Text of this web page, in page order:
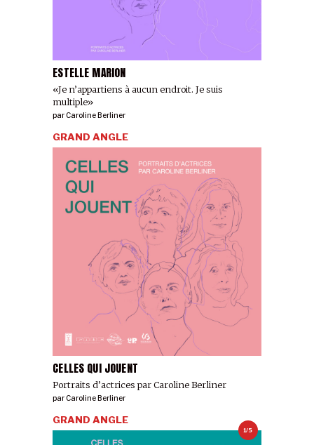
ESTELLE MARION
«Je n’appartiens à aucun endroit. Je suis
multiple»
parCaroline Berliner
CELLES QUI JOUENT
Portraits d’actrices par Caroline Berliner
GRAND ANGLE
parCaroline Berliner
1/5
GRAND ANGLE